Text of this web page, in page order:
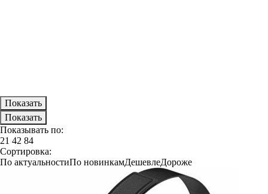
Показывать по:
21 42 84
Сортировка:
По актуальностиПо новинкамДешевлеДороже